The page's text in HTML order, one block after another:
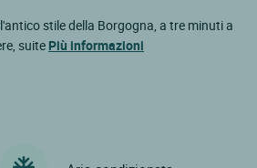
stile della Borgogna, a tre minuti a
suite Più informazioni